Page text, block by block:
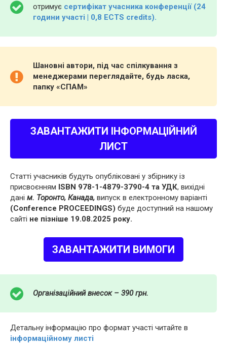
отримує сертифікат учасника конференції (24
години участі | 0,8 ECTS credits).
Шановні автори, під час спілкування з
менеджерами переглядайте, будь ласка,
папку «СПАМ»
ЗАВАНТАЖИТИ ІНФОРМАЦІЙНИЙ
ЛИСТ
Статті учасників будуть опубліковані у збірнику із
присвоєнням ISBN 978-1-4879-3790-4 та УДК, вихідні
дані м. Торонто, Канада, випуск в електронному варіанті
(Conference PROCEEDINGS) буде доступний на нашому
сайті не пізніше 19.08.2025 року.
ЗАВАНТАЖИТИ ВИМОГИ
Організаційний внесок – 390 грн.
Детальну інформацію про формат участі читайте в
інформаційному листі